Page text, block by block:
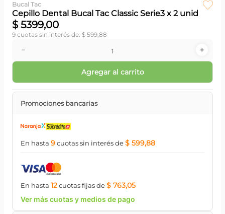
Bucal Tac
Cepillo Dental Bucal Tac Classic Serie3 x 2 unid
$ 5399,00
9 cuotas sin interés de: $ 599,88
＋
－
Agregar al carrito
Promociones bancarias
En hasta 9cuotassin interésde$ 599,88
En hasta 12cuotasfijasde$ 763,05
Ver más cuotas y medios de pago